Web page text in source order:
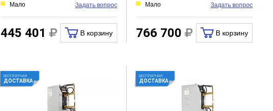
Мало Задать вопрос
445 401 В корзину
Мало Задать вопрос
766 700 В корзину
БЕСПЛАТНАЯ
ДОСТАВКА
БЕСПЛАТНАЯ
ДОСТАВКА